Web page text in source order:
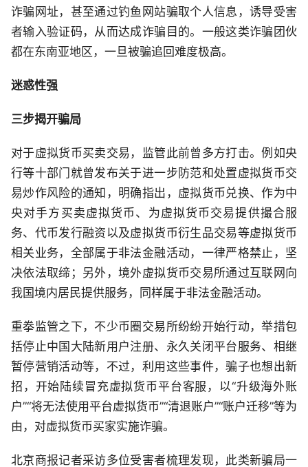
诈骗网址，甚至通过钓鱼网站骗取个人信息，诱导受害
者输入验证码，从而达成诈骗目的。一般这类诈骗团伙
都在东南亚地区，一旦被骗追回难度极高。
迷惑性强
三步揭开骗局
对于虚拟货币买卖交易，监管此前曾多方打击。例如央
行等十部门就曾发布关于进一步防范和处置虚拟货币交
易炒作风险的通知，明确指出，虚拟货币兑换、作为中
央对手方买卖虚拟货币、为虚拟货币交易提供撮合服
务、代币发行融资以及虚拟货币衍生品交易等虚拟货币
相关业务，全部属于非法金融活动，一律严格禁止，坚
决依法取缔；另外，境外虚拟货币交易所通过互联网向
我国境内居民提供服务，同样属于非法金融活动。
重拳监管之下，不少币圈交易所纷纷开始行动，举措包
括停止中国大陆新用户注册、永久关闭平台服务、相继
暂停营销活动等，不过，利用这些事件，骗子也想出新
招，开始陆续冒充虚拟货币平台客服，以“升级海外账
户”“将无法使用平台虚拟货币”“清退账户”“账户迁移”等为
由，对虚拟货币买家实施诈骗。
北京商报记者采访多位受害者梳理发现，此类新骗局一